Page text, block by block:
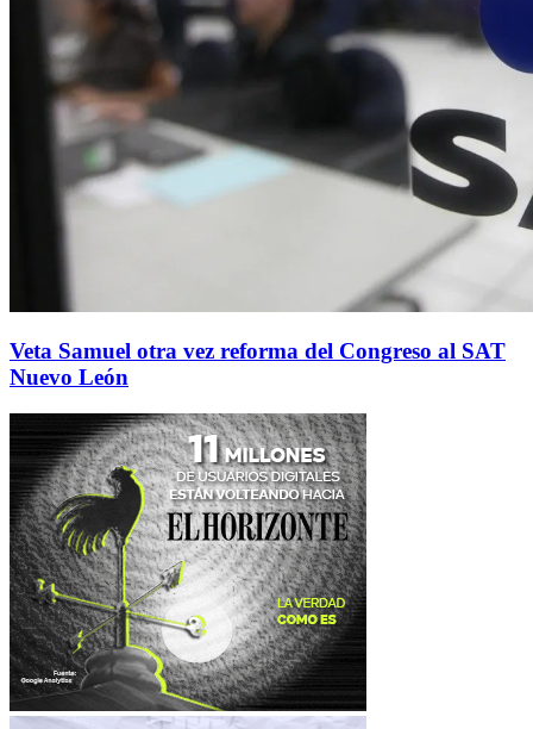
Veta Samuel otra vez reforma del Congreso al SAT
Nuevo León